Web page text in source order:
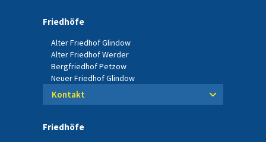
Friedhöfe
Alter Friedhof Glindow
Alter Friedhof Werder
Bergfriedhof Petzow
Neuer Friedhof Glindow
Kontakt
Friedhöfe